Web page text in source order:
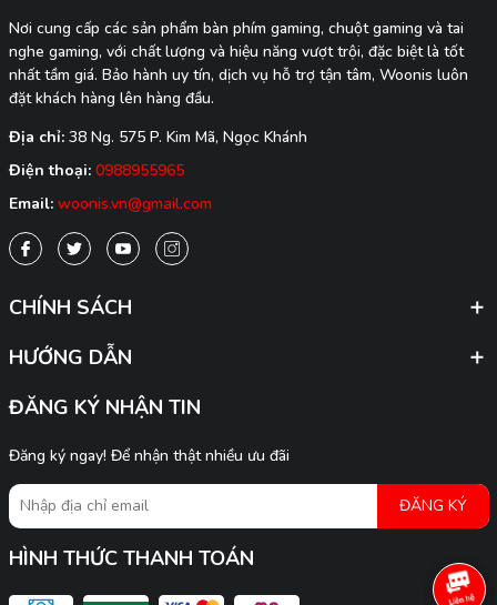
Nơi cung cấp các sản phẩm bàn phím gaming, chuột gaming và tai
nghe gaming, với chất lượng và hiệu năng vượt trội, đặc biệt là tốt
nhất tầm giá. Bảo hành uy tín, dịch vụ hỗ trợ tận tâm, Woonis luôn
đặt khách hàng lên hàng đầu.
Địa chỉ: 38 Ng. 575 P. Kim Mã, Ngọc Khánh
Điện thoại: 0988955965
Email: woonis.vn@gmail.com
CHÍNH SÁCH
HƯỚNG DẪN
ĐĂNG KÝ NHẬN TIN
Đăng ký ngay! Để nhận thật nhiều ưu đãi
ĐĂNG KÝ
HÌNH THỨC THANH TOÁN